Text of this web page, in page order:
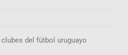
del fútbol uruguayo